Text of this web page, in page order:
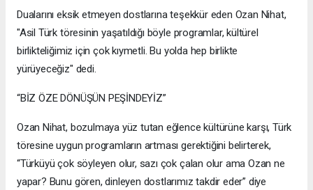
Dualarını eksik etmeyen dostlarına teşekkür eden Ozan Nihat,
"Asil Türk töresinin yaşatıldığı böyle programlar, kültürel
birlikteliğimiz için çok kıymetli. Bu yolda hep birlikte
yürüyeceğiz" dedi.
“BİZ ÖZE DÖNÜŞÜN PEŞİNDEYİZ”
Ozan Nihat, bozulmaya yüz tutan eğlence kültürüne karşı, Türk
töresine uygun programların artması gerektiğini belirterek,
“Türküyü çok söyleyen olur, sazı çok çalan olur ama Ozan ne
yapar? Bunu gören, dinleyen dostlarımız takdir eder” diye